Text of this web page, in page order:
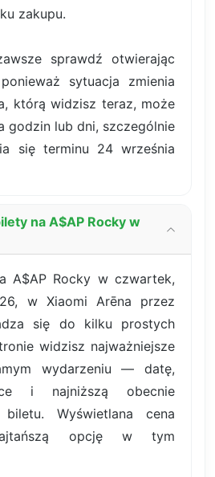
zakupu.
sprawdź otwierając
sytuacja zmienia
którą widzisz teraz, może
godzin lub dni, szczególnie
się terminu 24 września
na A$AP Rocky w
A$AP Rocky w czwartek,
w Xiaomi Arēna przez
się do kilku prostych
widzisz najważniejsze
wydarzeniu — datę,
i najniższą obecnie
Wyświetlana cena
opcję w tym